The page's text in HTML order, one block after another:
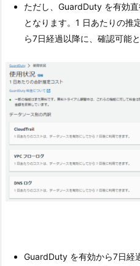
ただし、GuardDuty を有効
となります。1 日あたりの推
ら7日経過以降に、確認可能と
GuardDuty を有効から7日経